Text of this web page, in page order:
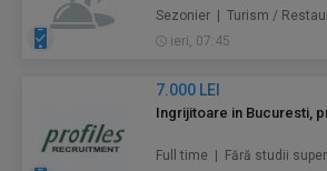
Sezonier | Turism /
ieri, 07:45
7.000 LEI
Ingrijitoare in Bucuresti,